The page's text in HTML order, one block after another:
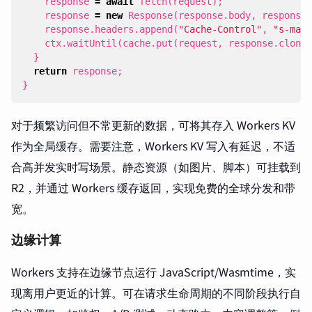
response = new Response( response. body, response
response. headers . append ( "Cache-Control" ,
"s-
ctx.waitUntil (cache. put ( request , response. clone
}
return
response;
}
对于频繁访问但不常更新的数据，可将其存入 Workers KV
作为全局缓存。需要注意，Workers KV 写入有延迟，不适
合高并发实时写场景。静态资源（如图片、脚本）可挂载到
R2，并通过 Workers 缓存返回，实现免费的全球分发和带
宽。
边缘计算
Workers 支持在边缘节点运行 JavaScript/Wasmtime，实
现离用户更近的计算。可在请求生命周期的不同阶段执行自